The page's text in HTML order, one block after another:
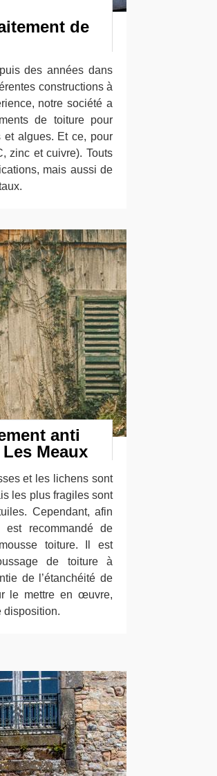
de
des années dans
constructions à
notre société a
de toiture pour
et algues. Et ce, pour
zinc et cuivre). Touts
mais aussi de
anti
Meaux
et les lichens sont
les plus fragiles sont
Cependant, afin
recommandé de
toiture. Il est
de toiture à
de l’étanchéité de
le mettre en œuvre,
disposition.